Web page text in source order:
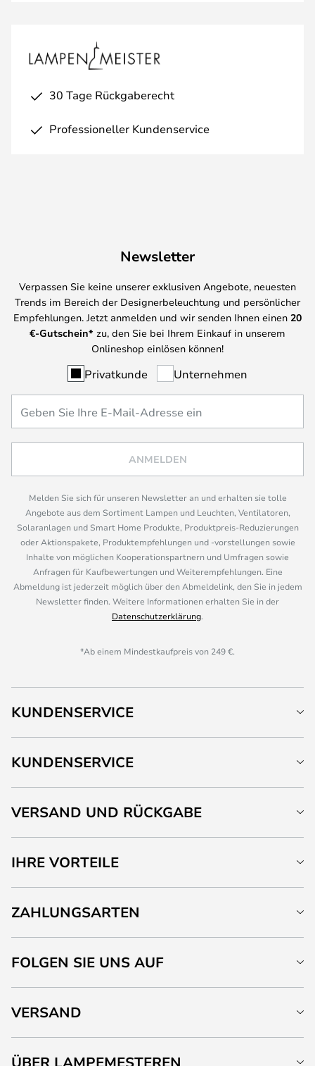
30 Tage Rückgaberecht
Professioneller Kundenservice
Newsletter
Verpassen Sie keine unserer exklusiven Angebote, neuesten
Trends im Bereich der Designerbeleuchtung und persönlicher
Empfehlungen. Jetzt anmelden und wir senden Ihnen einen 20
€-Gutschein* zu, den Sie bei Ihrem Einkauf in unserem
Onlineshop einlösen können!
Privatkunde Unternehmen
ANMELDEN
Melden Sie sich für unseren Newsletter an und erhalten sie tolle
Angebote aus dem Sortiment Lampen und Leuchten, Ventilatoren,
Solaranlagen und Smart Home Produkte, Produktpreis-Reduzierungen
oder Aktionspakete, Produktempfehlungen und -vorstellungen sowie
Inhalte von möglichen Kooperationspartnern und Umfragen sowie
Anfragen für Kaufbewertungen und Weiterempfehlungen. Eine
Abmeldung ist jederzeit möglich über den Abmeldelink, den Sie in jedem
Newsletter finden. Weitere Informationen erhalten Sie in der
Datenschutzerklärung.
*Ab einem Mindestkaufpreis von 249 €.
KUNDENSERVICE
KUNDENSERVICE
VERSAND UND RÜCKGABE
IHRE VORTEILE
ZAHLUNGSARTEN
FOLGEN SIE UNS AUF
VERSAND
ÜBER LAMPEMESTEREN